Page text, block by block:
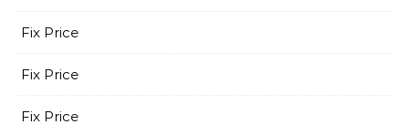
Fix Price
Fix Price
Fix Price